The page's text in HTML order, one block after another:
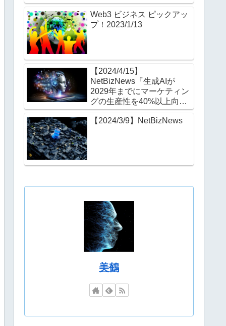
Web3 ビジネス ピックアッ
プ！2023/1/13
【2024/4/15】
NetBizNews『生成AIが
2029年までにマーケティン
グの生産性を40%以上向上
させる IDC予測』他
【2024/3/9】NetBizNews
美鶴